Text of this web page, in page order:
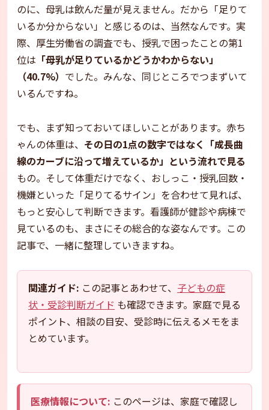
のに、母乳は飲んだ量が見えません。だから「足りて
いるか分からない」と感じるのは、当然なんです。実
際、厚生労働省の調査でも、授乳で困ったことの第1
位は 「母乳が足りているかどうかわからない」
（40.7%） でした。みんな、同じところでつまずいて
いるんですね。
でも、まず知っておいてほしいことがあります。赤ち
ゃんの体重は、 その日の1点の数字ではなく「成長曲
線のカーブに沿って増えているか」という流れで見る
もの。そして体重だけでなく、おしっこ・授乳回数・
機嫌といった「足りてるサイン」を合わせて見れば、
もっと安心して判断できます。看護師が健診や病棟で
見ているのも、まさにその総合的な姿なんです。この
記事で、一緒に整理していきますね。
関連ガイド: この記事とあわせて、 子どもの症
状・受診判断ガイド も確認できます。家庭で見る
ポイント、相談の目安、受診時に伝えるメモをま
とめています。
医療情報について: このページは、家庭で確認し